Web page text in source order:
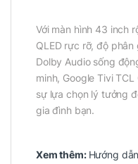
Với màn hình 43 inch
QLED rực rỡ, độ phân
Dolby Audio sống
minh, Google Tivi
sự lựa chọn lý tưởng
gia đình bạn.
Xem thêm: Hướng